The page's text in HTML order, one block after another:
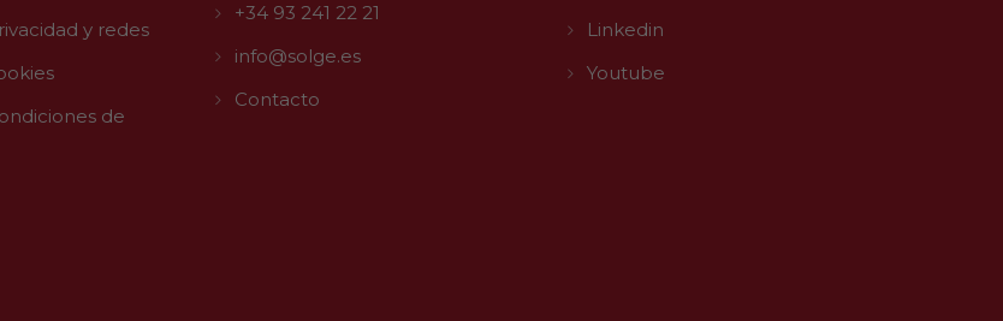
y redes
de
+34 93 241 22 21
info@solge.es
Contacto
Linkedin
Youtube